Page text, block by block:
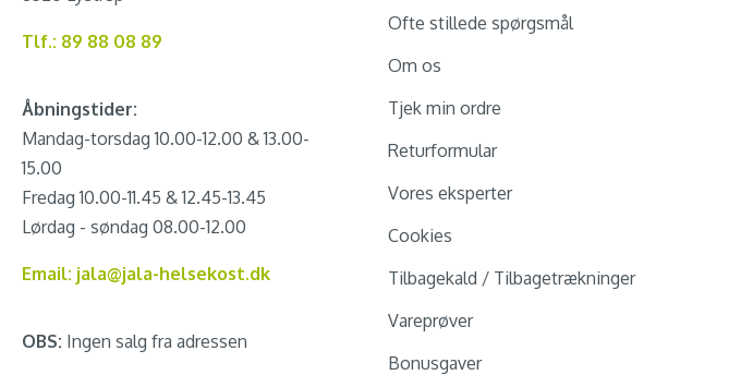
Tlf.: 89 88 08 89
Åbningstider:
Mandag-torsdag 10.00-12.00 & 13.00-
15.00
Fredag 10.00-11.45 & 12.45-13.45
Lørdag - søndag 08.00-12.00
Email: jala@jala-helsekost.dk
OBS: Ingen salg fra adressen
Ofte stillede spørgsmål
Om os
Tjek min ordre
Returformular
Vores eksperter
Cookies
Tilbagekald / Tilbagetrækninger
Vareprøver
Bonusgaver